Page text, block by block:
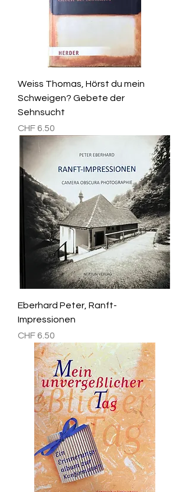
Weiss Thomas, Hörst du mein
Schweigen? Gebete der
Sehnsucht
Preis
CHF 6.50
Eberhard Peter, Ranft-
Impressionen
Preis
CHF 6.50